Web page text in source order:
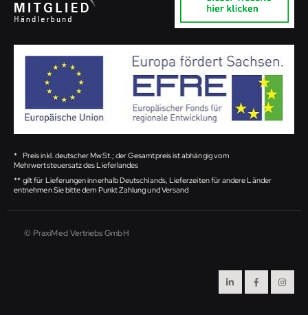
* Preis inkl. deutscher MwSt.; der Gesamtpreis ist abhängig vom
Mehrwertsteuersatz des Lieferlandes
** gilt für Lieferungen innerhalb Deutschlands, Lieferzeiten für andere Länder
entnehmen Sie bitte dem Punkt Zahlung und Versand
© PraxiMed Vertriebs GmbH